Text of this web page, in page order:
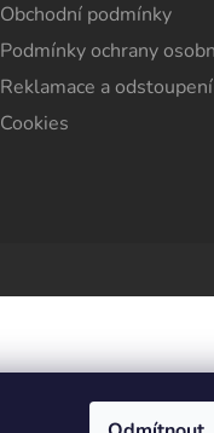
Obchodní podmínky
Podmínky ochrany
Reklamace a odstoupení
Cookies